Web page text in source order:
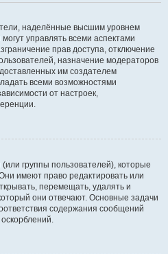
наделённые высшим уровнем
управлять всеми аспектами
прав доступа, отключение
назначение модераторов
им создателем
всеми возможностями
от настроек,
группы пользователей), которые
имеют право редактировать или
перемещать, удалять и
они отвечают. Основные задачи
содержания сообщений